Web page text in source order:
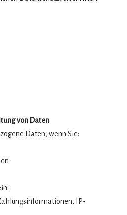
von Daten
Daten, wenn Sie:
IP-